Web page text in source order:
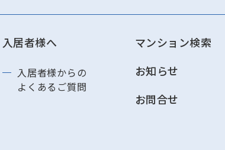
入居者様へ
入居者様からの
よくあるご質問
マンション検索
お知らせ
お問合せ